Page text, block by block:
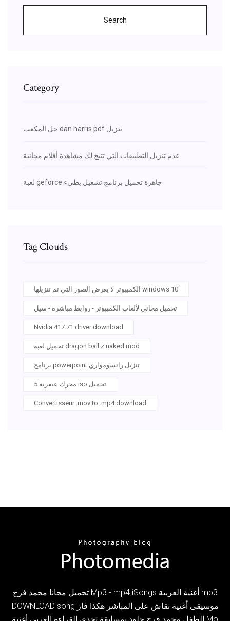
Search
Category
حل المكعب dan harris pdf تنزيل
عدم تنزيل التطبيقات التي تتيح لك مشاهدة أفلام مجانية
لعبة geforce جاهزة تحميل برنامج تشغيل بطيء
Tag Clouds
الكمبيوتر لا يعرض الصور التي تم تنزيلها windows 10
تحميل مجاني لألعاب الكمبيوتر - روابط مباشرة - سيل
Nvidia 417.71 driver download
تحميل لعبة dragon ball z naked mod
برنامج powerpoint تنزيل رانسومواري
محرك عبقرية 5 iso تحميل
Convertisseur .mov to .mp4 download
تحميل مجانا محمد فرح Mp3 - mp4 iSongs أغنية العربية mp3
DOWNLOAD song موسيقى أغنية نقاش على المباشر هكذا فاز